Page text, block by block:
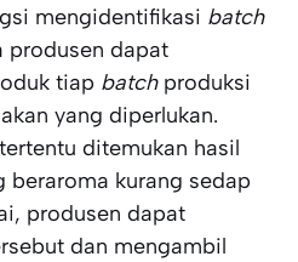
mengidentifikasi batch
produsen dapat
tiap batch produksi
yang diperlukan.
ditemukan hasil
beraroma kurang sedap
produsen dapat
dan mengambil